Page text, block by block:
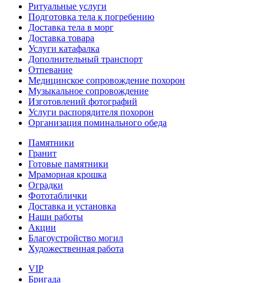
Ритуальные услуги
Подготовка тела к погребению
Доставка тела в морг
Доставка товара
Услуги катафалка
Дополнительный транспорт
Отпевание
Медицинское сопровождение похорон
Музыкальное сопровождение
Изготовлений фотографий
Услуги распорядителя похорон
Организация поминального обеда
Памятники
Гранит
Готовые памятники
Мраморная крошка
Оградки
Фототаблички
Доставка и установка
Наши работы
Акции
Благоустройство могил
Художественная работа
VIP
Бригада